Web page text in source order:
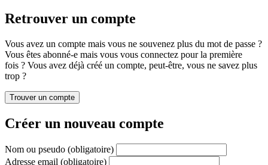
Retrouver un compte
Vous avez un compte mais vous ne souvenez plus du mot de passe ?
Vous êtes abonné-e mais vous vous connectez pour la première
fois ? Vous avez déjà créé un compte, peut-être, vous ne savez plus
trop ?
Créer un nouveau compte
Nom ou pseudo (obligatoire)
Adresse email (obligatoire)